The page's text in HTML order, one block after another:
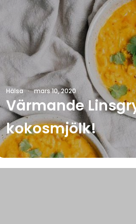
Hälsa · mars 10, 2020
Värmande
kokosmjölk!